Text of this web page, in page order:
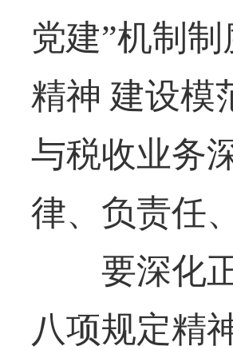
党建”机制
精神 建设模
与税收业务
律、负责任
要深化正
八项规定精